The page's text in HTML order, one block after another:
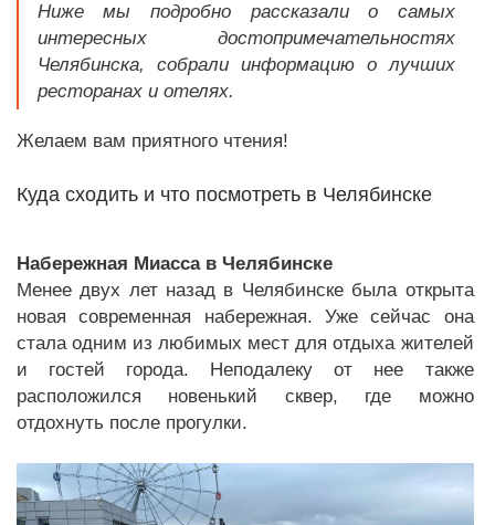
Ниже мы подробно рассказали о самых
интересных достопримечательностях
Челябинска, собрали информацию о лучших
ресторанах и отелях.
Желаем вам приятного чтения!
Куда сходить и что посмотреть в Челябинске
Набережная Миасса в Челябинске
Менее двух лет назад в Челябинске была открыта
новая современная набережная. Уже сейчас она
стала одним из любимых мест для отдыха жителей
и гостей города. Неподалеку от нее также
расположился новенький сквер, где можно
отдохнуть после прогулки.